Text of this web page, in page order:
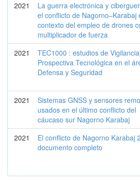
2021
La guerra electrónica y
el conflicto de Nagorno–Karabaj
contexto del empleo de drones
multiplicador de fuerza
2021
TEC1000 : estudios de
Prospectiva Tecnológica en el
Defensa y Seguridad
2021
Sistemas GNSS y sensores
usados en el último conflicto del
cáucaso sur Nagorno Karabaj
2021
El conflicto de Nagorno Karabaj
documento completo